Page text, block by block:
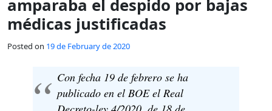
amparaba el despido por bajas
médicas justificadas
Posted on 19 de February de 2020
Con fecha 19 de febrero se ha
publicado en el BOE el Real